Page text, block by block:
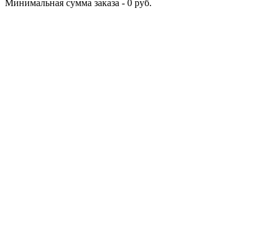
Минимальная сумма заказа - 0 руб.